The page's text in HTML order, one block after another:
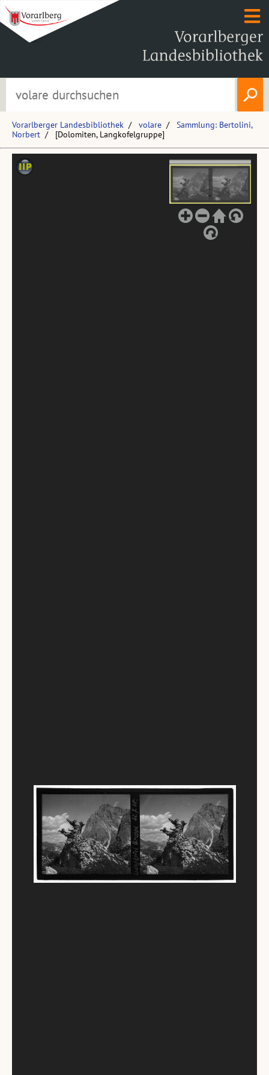
Vorarlberger Landesbibliothek volare
Sammlung: Bertolini,
Norbert
[Dolomiten, Langkofelgruppe]